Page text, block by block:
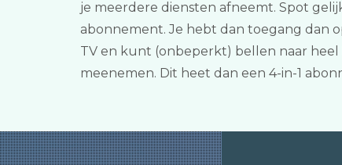
je meerdere diensten afneemt. Spot
abonnement. Je hebt dan toegang dan
TV en kunt (onbeperkt) bellen naar
meenemen. Dit heet dan een 4-in-1